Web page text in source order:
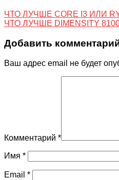
ЧТО ЛУЧШЕ CORE I3 ИЛИ
ЧТО ЛУЧШЕ DIMENSITY
Добавить
Ваш адрес email не будет
Комментарий *
Имя *
Email *